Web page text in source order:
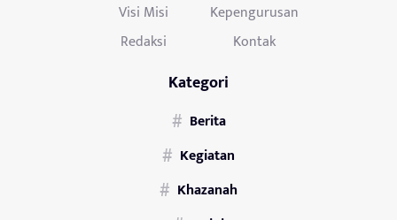
Visi Misi
Kepengurusan
Redaksi
Kontak
Kategori
Berita
Kegiatan
Khazanah